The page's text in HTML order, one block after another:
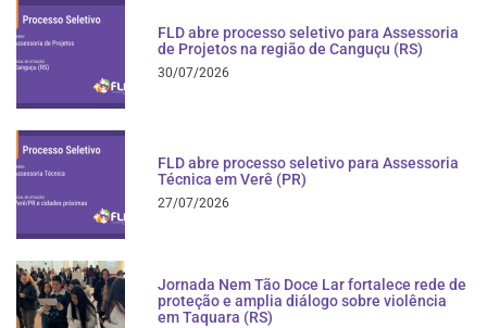
FLD abre processo seletivo para Assessoria
de Projetos na região de Canguçu (RS)
30/07/2026
FLD abre processo seletivo para Assessoria
Técnica em Verê (PR)
27/07/2026
Jornada Nem Tão Doce Lar fortalece rede de
proteção e amplia diálogo sobre violência
em Taquara (RS)